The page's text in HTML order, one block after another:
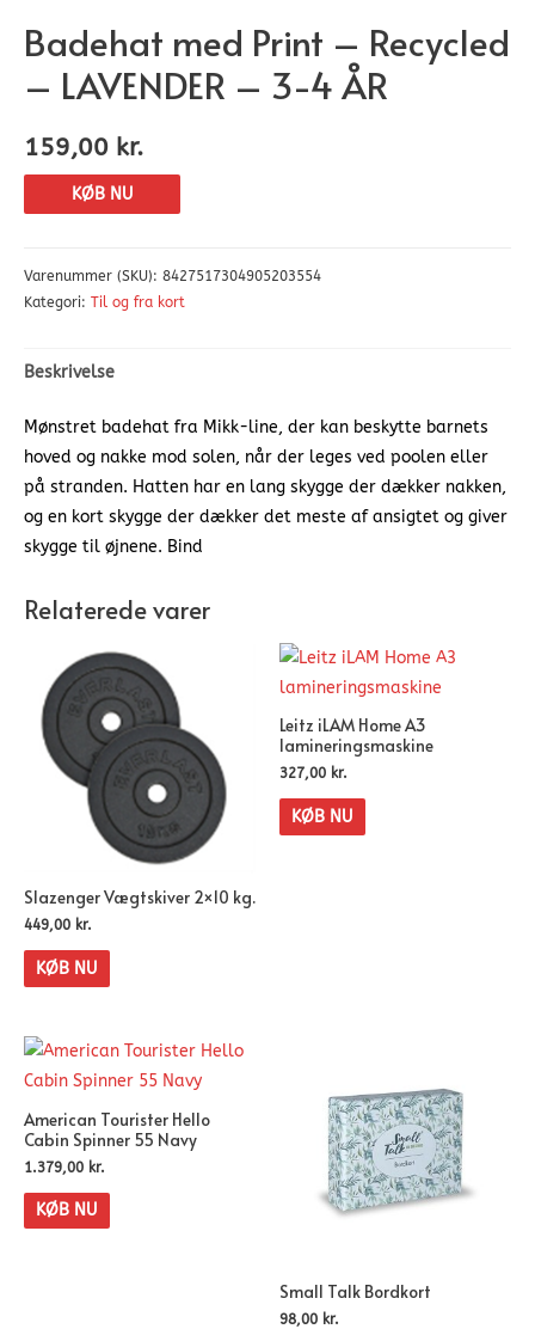
Badehat med Print – Recycled
– LAVENDER – 3-4 ÅR
159,00 kr.
KØB NU
Varenummer (SKU): 8427517304905203554
Kategori: Til og fra kort
Beskrivelse
Mønstret badehat fra Mikk-line, der kan beskytte barnets
hoved og nakke mod solen, når der leges ved poolen eller
på stranden. Hatten har en lang skygge der dækker nakken,
og en kort skygge der dækker det meste af ansigtet og giver
skygge til øjnene. Bind
Relaterede varer
Slazenger Vægtskiver 2×10 kg.
449,00 kr.
KØB NU
Leitz iLAM Home A3
lamineringsmaskine
327,00 kr.
KØB NU
American Tourister Hello
Cabin Spinner 55 Navy
1.379,00 kr.
KØB NU
Small Talk Bordkort
98,00 kr.